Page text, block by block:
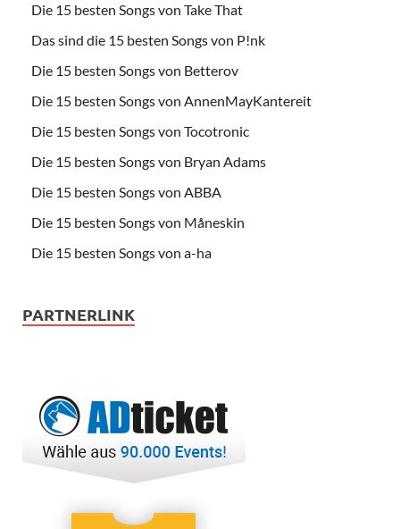
Die 15 besten Songs von Take That
Das sind die 15 besten Songs von P!nk
Die 15 besten Songs von Betterov
Die 15 besten Songs von AnnenMayKantereit
Die 15 besten Songs von Tocotronic
Die 15 besten Songs von Bryan Adams
Die 15 besten Songs von ABBA
Die 15 besten Songs von Måneskin
Die 15 besten Songs von a-ha
PARTNERLINK